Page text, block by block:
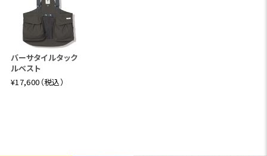
バーサタイルタック
ルベスト
¥17,600（税込）